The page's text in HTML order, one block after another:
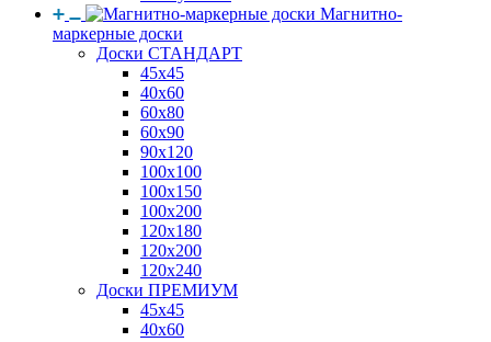
Магнитно-
маркерные доски
Доски СТАНДАРТ
45x45
40x60
60x80
60x90
90x120
100x100
100x150
100x200
120x180
120x200
120x240
Доски ПРЕМИУМ
45x45
40x60